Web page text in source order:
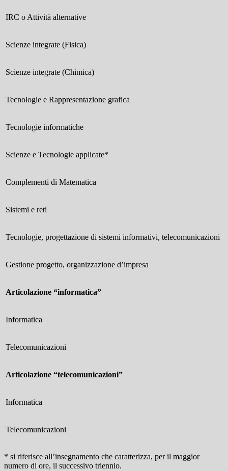
IRC o Attività alternative
Scienze integrate (Fisica)
Scienze integrate (Chimica)
Tecnologie e Rappresentazione grafica
Tecnologie informatiche
Scienze e Tecnologie applicate*
Complementi di Matematica
Sistemi e reti
Tecnologie, progettazione di sistemi informativi, telecomunicazioni
Gestione progetto, organizzazione d’impresa
Articolazione “informatica”
Informatica
Telecomunicazioni
Articolazione “telecomunicazioni”
Informatica
Telecomunicazioni
* si riferisce all’insegnamento che caratterizza, per il maggior
numero di ore, il successivo triennio.